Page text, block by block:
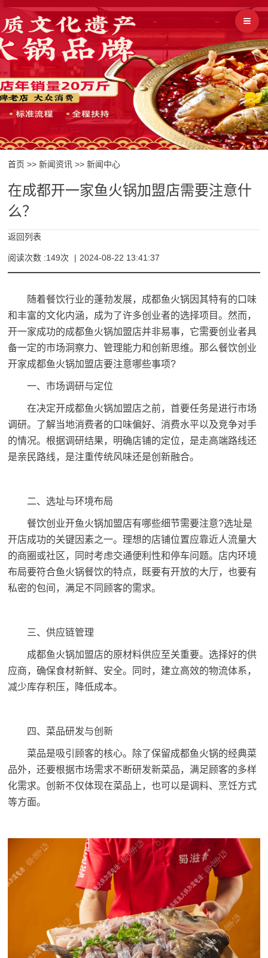
首页 >>新闻资讯 >>新闻中心
在成都开一家鱼火锅加盟店需要注意什
么？
返回列表
阅读次数 :149次 | 2024-08-22 13:41:37
随着餐饮行业的蓬勃发展，成都鱼火锅因其特有的口味
和丰富的文化内涵，成为了许多创业者的选择项目。然而，
开一家成功的成都鱼火锅加盟店并非易事，它需要创业者具
备一定的市场洞察力、管理能力和创新思维。那么餐饮创业
开家成都鱼火锅加盟店要注意哪些事项?
一、市场调研与定位
在决定开成都鱼火锅加盟店之前，首要任务是进行市场
调研。了解当地消费者的口味偏好、消费水平以及竞争对手
的情况。根据调研结果，明确店铺的定位，是走高端路线还
是亲民路线，是注重传统风味还是创新融合。
二、选址与环境布局
餐饮创业开鱼火锅加盟店有哪些细节需要注意?选址是
开店成功的关键因素之一。理想的店铺位置应靠近人流量大
的商圈或社区，同时考虑交通便利性和停车问题。店内环境
布局要符合鱼火锅餐饮的特点，既要有开放的大厅，也要有
私密的包间，满足不同顾客的需求。
三、供应链管理
成都鱼火锅加盟店的原材料供应至关重要。选择好的供
应商，确保食材新鲜、安全。同时，建立高效的物流体系，
减少库存积压，降低成本。
四、菜品研发与创新
菜品是吸引顾客的核心。除了保留成都鱼火锅的经典菜
品外，还要根据市场需求不断研发新菜品，满足顾客的多样
化需求。创新不仅体现在菜品上，也可以是调料、烹饪方式
等方面。